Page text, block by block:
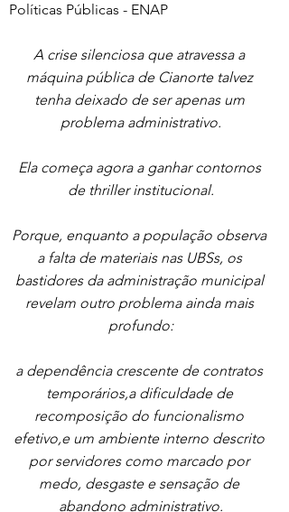
Políticas Públicas - ENAP
A crise silenciosa que atravessa a
máquina pública de Cianorte talvez
tenha deixado de ser apenas um
problema administrativo.
Ela começa agora a ganhar contornos
de thriller institucional.
Porque, enquanto a população observa
a falta de materiais nas UBSs, os
bastidores da administração municipal
revelam outro problema ainda mais
profundo:
a dependência crescente de contratos
temporários,a dificuldade de
recomposição do funcionalismo
efetivo,e um ambiente interno descrito
por servidores como marcado por
medo, desgaste e sensação de
abandono administrativo.